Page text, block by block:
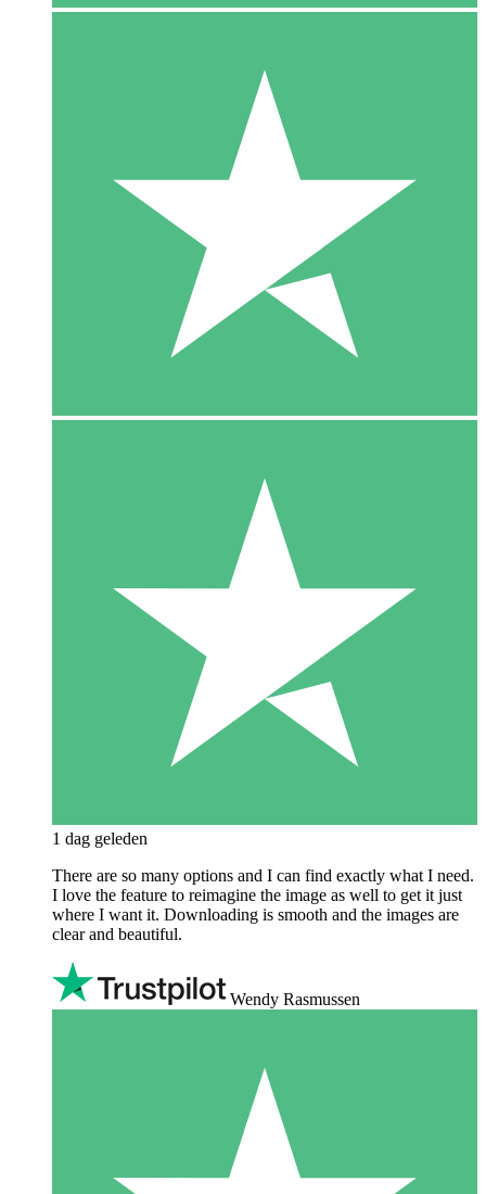
1 dag geleden
There are so many options and I can find exactly what I need.
I love the feature to reimagine the image as well to get it just
where I want it. Downloading is smooth and the images are
clear and beautiful.
Wendy Rasmussen